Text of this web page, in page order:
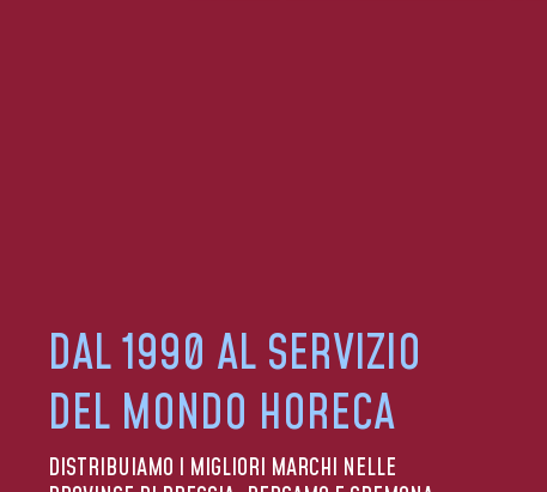
DAL 1990 AL SERVIZIO
DEL MONDO HORECA
DISTRIBUIAMO I MIGLIORI MARCHI NELLE